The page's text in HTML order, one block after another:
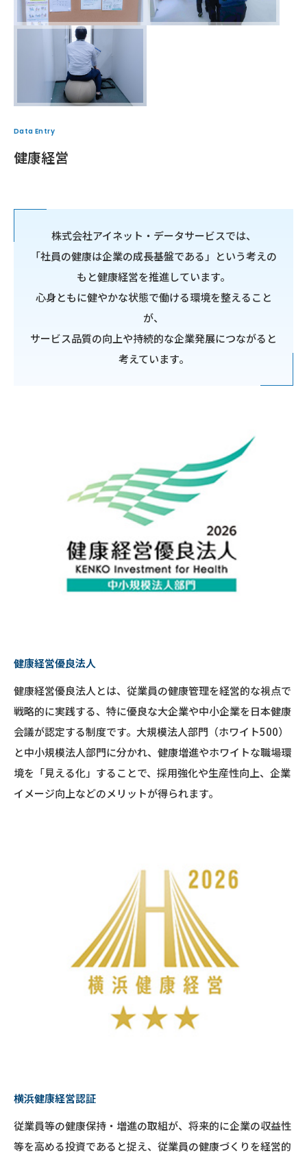
Data Entry
健康経営
株式会社アイネット・データサービスでは、
「社員の健康は企業の成長基盤である」という考えの
もと健康経営を推進しています。
心身ともに健やかな状態で働ける環境を整えること
が、
サービス品質の向上や持続的な企業発展につながると
考えています。
健康経営優良法人
健康経営優良法人とは、従業員の健康管理を経営的な視点で
戦略的に実践する、特に優良な大企業や中小企業を日本健康
会議が認定する制度です。大規模法人部門（ホワイト500）
と中小規模法人部門に分かれ、健康増進やホワイトな職場環
境を「見える化」することで、採用強化や生産性向上、企業
イメージ向上などのメリットが得られます。
横浜健康経営認証
従業員等の健康保持・増進の取組が、将来的に企業の収益性
等を高める投資であると捉え、従業員の健康づくりを経営的